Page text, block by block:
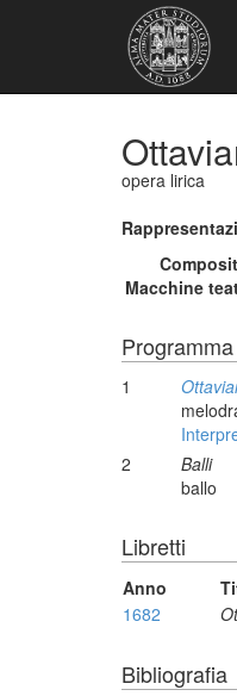
opera lirica
Macchine
Programma
1
2
Balli
ballo
Libretti
Anno
1682
Bibliografia